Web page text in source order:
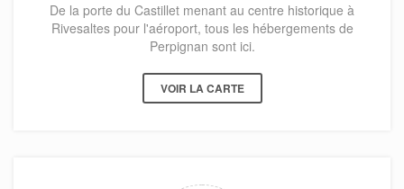
De la porte du Castillet menant au centre historique à
Rivesaltes pour l'aéroport, tous les hébergements de
Perpignan sont ici.
VOIR LA CARTE